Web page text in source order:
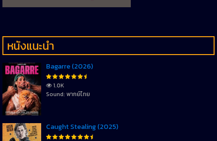
หนังแนะนำ
Bagarre (2026)
1.0K
Sound: พากย์ไทย
Caught Stealing (2025)